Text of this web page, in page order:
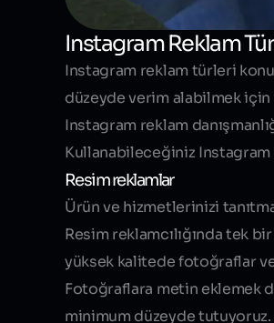
Instagram Reklam
Instagram reklam türleri
düzeyde verim alabilmek için
Instagram reklam
Kullanabileceğiniz
Resim reklamlar
Ürün ve hizmetlerinizi
Resim reklamcılığında tek
yüksek kalitede fotoğraflar
Fotoğraflara metin eklemek
minimum düzeyde tutuyoruz.